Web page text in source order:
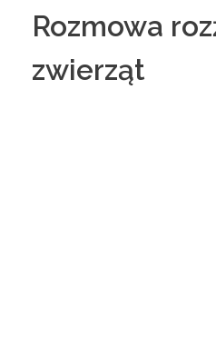
Rozmowa
zwierząt